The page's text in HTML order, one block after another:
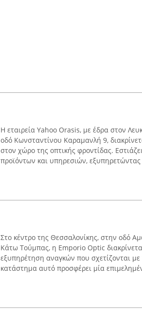
Η εταιρεία Yahoo Orasis, με έδρα στον
οδό Κωνσταντίνου Καραμανλή 9,
στον χώρο της οπτικής φροντίδας.
προϊόντων και υπηρεσιών, εξυπηρετώντας
Στο κέντρο της Θεσσαλονίκης, στην οδό
Κάτω Τούμπας, η Emporio Optic
εξυπηρέτηση αναγκών που σχετίζονται
κατάστημα αυτό προσφέρει μία